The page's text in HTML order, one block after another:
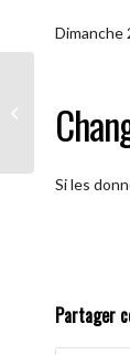
Dimanche
Si les
Partager
action)